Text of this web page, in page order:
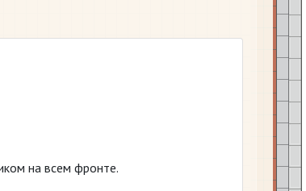
на всем фронте.